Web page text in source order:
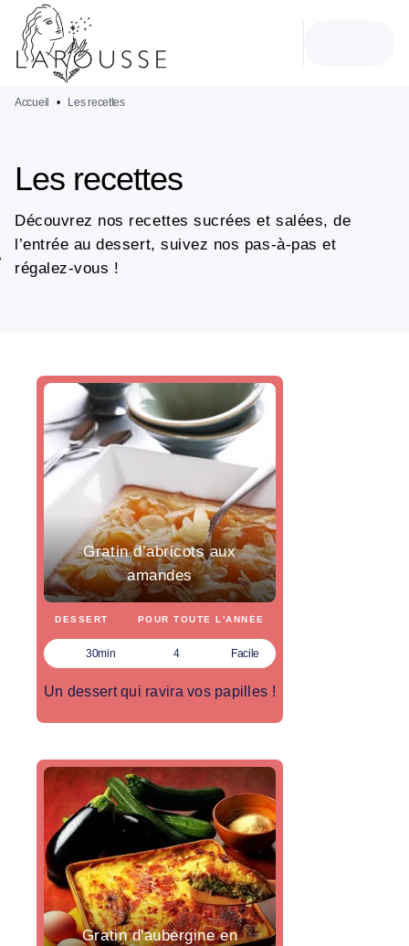
MENU
PIED DE PAGE
Accueil • Les recettes
Les recettes
Découvrez nos recettes sucrées et salées, de
l’entrée au dessert, suivez nos pas-à-pas et
régalez-vous !
Gratin d’abricots aux
amandes
DESSERT POUR TOUTE L'ANNÉE
30min 4 Facile
Un dessert qui ravira vos papilles !
Gratin d'aubergine en